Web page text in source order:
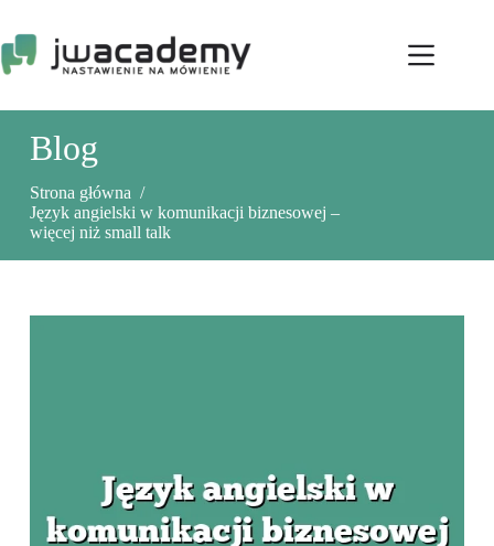
treści
Blog
Strona główna /
Język angielski w komunikacji biznesowej –
więcej niż small talk